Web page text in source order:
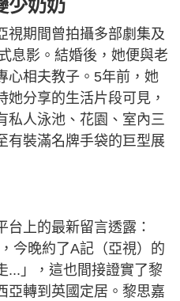
少奶奶
視期間曾拍攝多部劇集及
息影。結婚後，她便與老
心相夫教子。5年前，她
她分享的生活片段可見，
私人泳池、花園、室內三
有裝滿名牌手袋的巨型展
台上的最新留言透露：
今晚約了A記（亞視）的
...」，這也間接證實了黎
亞轉到英國定居。黎思嘉